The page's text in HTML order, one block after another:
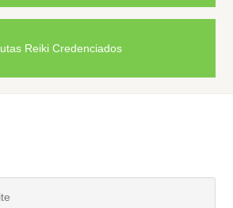
Reiki Credenciados